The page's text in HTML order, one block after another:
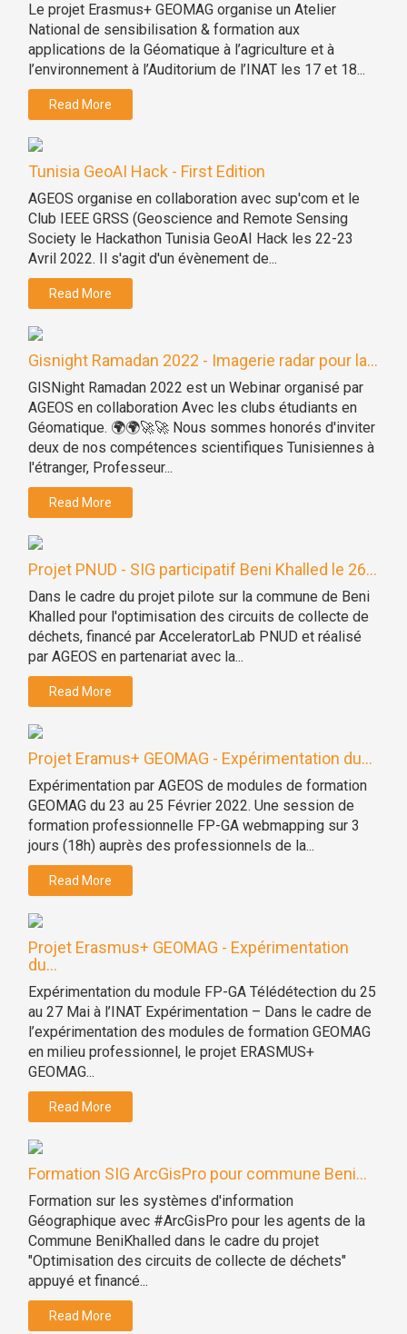
Le projet Erasmus+ GEOMAG organise un Atelier
National de sensibilisation & formation aux
applications de la Géomatique à l’agriculture et à
l’environnement à l’Auditorium de l’INAT les 17 et 18...
Read More
Tunisia GeoAI Hack - First Edition
AGEOS organise en collaboration avec sup'com et le
Club IEEE GRSS (Geoscience and Remote Sensing
Society le Hackathon Tunisia GeoAI Hack les 22-23
Avril 2022. Il s'agit d'un évènement de...
Read More
Gisnight Ramadan 2022 - Imagerie radar pour la...
GISNight Ramadan 2022 est un Webinar organisé par
AGEOS en collaboration Avec les clubs étudiants en
Géomatique. 🌍🌍🚀🚀 Nous sommes honorés d'inviter
deux de nos compétences scientifiques Tunisiennes à
l'étranger, Professeur...
Read More
Projet PNUD - SIG participatif Beni Khalled le 26...
Dans le cadre du projet pilote sur la commune de Beni
Khalled pour l'optimisation des circuits de collecte de
déchets, financé par AcceleratorLab PNUD et réalisé
par AGEOS en partenariat avec la...
Read More
Projet Eramus+ GEOMAG - Expérimentation du...
Expérimentation par AGEOS de modules de formation
GEOMAG du 23 au 25 Février 2022. Une session de
formation professionnelle FP-GA webmapping sur 3
jours (18h) auprès des professionnels de la...
Read More
Projet Erasmus+ GEOMAG - Expérimentation
du...
Expérimentation du module FP-GA Télédétection du 25
au 27 Mai à l’INAT Expérimentation – Dans le cadre de
l’expérimentation des modules de formation GEOMAG
en milieu professionnel, le projet ERASMUS+
GEOMAG...
Read More
Formation SIG ArcGisPro pour commune Beni...
Formation sur les systèmes d'information
Géographique avec #ArcGisPro pour les agents de la
Commune BeniKhalled dans le cadre du projet
"Optimisation des circuits de collecte de déchets"
appuyé et financé...
Read More